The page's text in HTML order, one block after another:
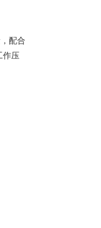
配合
作压